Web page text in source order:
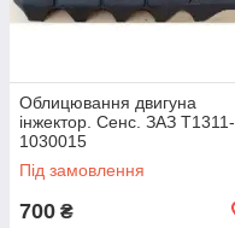
Облицювання двигуна
інжектор. Сенс. ЗАЗ Т1311-
1030015
Під замовлення
700 ₴